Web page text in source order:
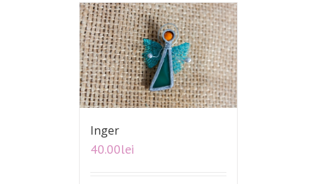
Inger
40.00lei